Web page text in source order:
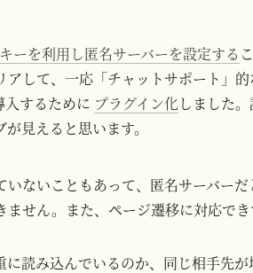
ーを利用し匿名サーバーを設定する
アして、一応「チャットサポート」的
するために プラグイン化 しました。
見えると思います。
ないこともあって、匿名サーバーだ
ません。また、ページ遷移に対応でき
読み込んでいるのか、同じ相手先が